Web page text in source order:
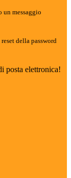
un messaggio
della password
posta elettronica!